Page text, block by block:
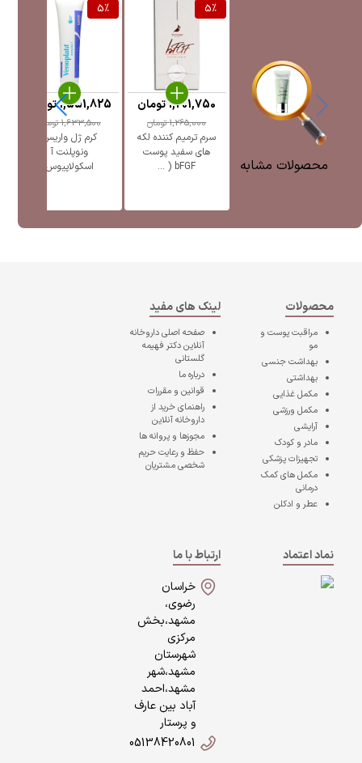
محصولات مشابه
5%
سرم ترمیم کننده لکه
های سفید پوست
bFGF ( ...
1,265,000تومان
1,201,750تومان
5%
کرم ژل واریس
ونوپلنت آ
اسکولاپیوس
1,633,500تومان
1,551,825تومان
محصولات
مراقبت پوست و
مو
بهداشت جنسی
بهداشتی
مکمل غذایی
مکمل ورزشی
آرایشی
مادر و کودک
تجهیزات پزشکی
مکمل های کمک
درمانی
عطر و ادکلن
لینک های مفید
صفحه اصلیداروخانه
آنلاین دکتر فهیمه
گلستانی
درباره ما
قوانین و مقررات
راهنمای خرید از
داروخانه آنلاین
مجوزها و پروانه ها
حفظ و رعایت حریم
شخصی مشتریان
نماد اعتماد
ارتباط با ما
خراسان
رضوی،
مشهد،بخش
مرکزی
شهرستان
مشهد،شهر
مشهد،احمد
آباد بین عارف
و پرستار
05138420801